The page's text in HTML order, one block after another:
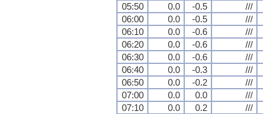
05:50
0.0 -0.5 ///
06:00
0.0 -0.5 ///
06:10
0.0 -0.6 ///
06:20
0.0 -0.6 ///
06:30
0.0 -0.6 ///
06:40
0.0 -0.3 ///
06:50
0.0 -0.2 ///
07:00
0.0 0.0 ///
07:10
0.0 0.2 ///